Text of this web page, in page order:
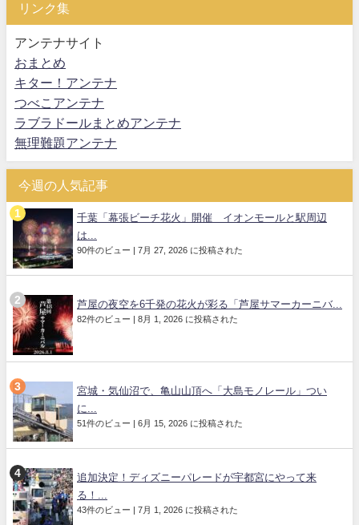
リンク集
アンテナサイト
おまとめ
キター！アンテナ
つべこアンテナ
ラブラドールまとめアンテナ
無理難題アンテナ
今週の人気記事
千葉「幕張ビーチ花火」開催 イオンモールと駅周辺
は...
90件のビュー | 7月 27, 2026 に投稿された
芦屋の夜空を6千発の花火が彩る「芦屋サマーカーニバ...
82件のビュー | 8月 1, 2026 に投稿された
宮城・気仙沼で、亀山山頂へ「大島モノレール」つい
に...
51件のビュー | 6月 15, 2026 に投稿された
追加決定！ディズニーパレードが宇都宮にやって来
る！...
43件のビュー | 7月 1, 2026 に投稿された